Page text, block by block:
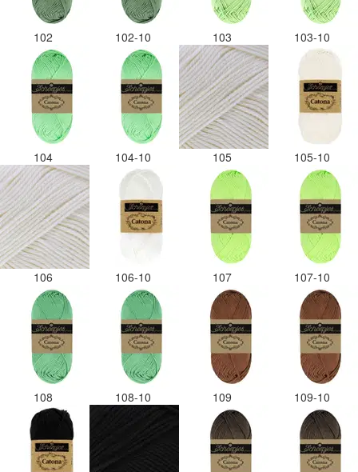
102 102-10 103 103-10
104 104-10 105 105-10
106 106-10 107 107-10
108 108-10 109 109-10